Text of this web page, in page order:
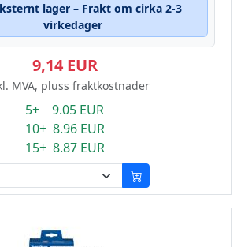
lager – Frakt om cirka 2-3
virkedager
9,14 EUR
MVA, pluss fraktkostnader
5+ 9.05 EUR
10+ 8.96 EUR
15+ 8.87 EUR